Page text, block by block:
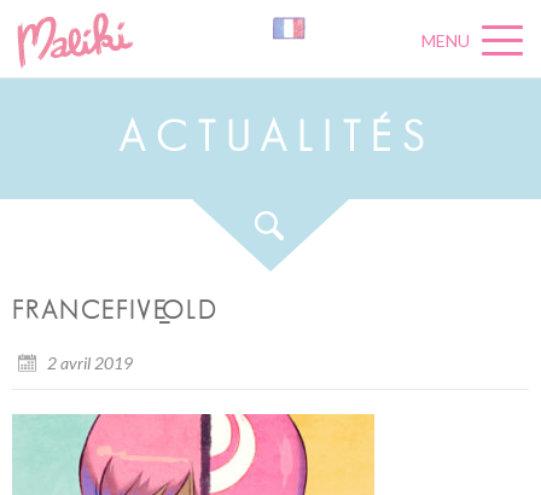
MENU
A C U A L É S
FRANCEFIVE_OLD
2 avril 2019